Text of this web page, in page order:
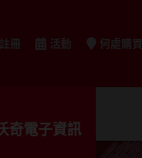
奇電子資訊
冊 活動 何處購買